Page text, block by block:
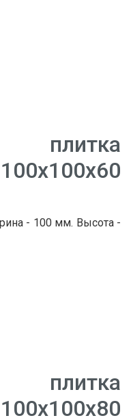
плитка
- 100 мм. Высота -
плитка